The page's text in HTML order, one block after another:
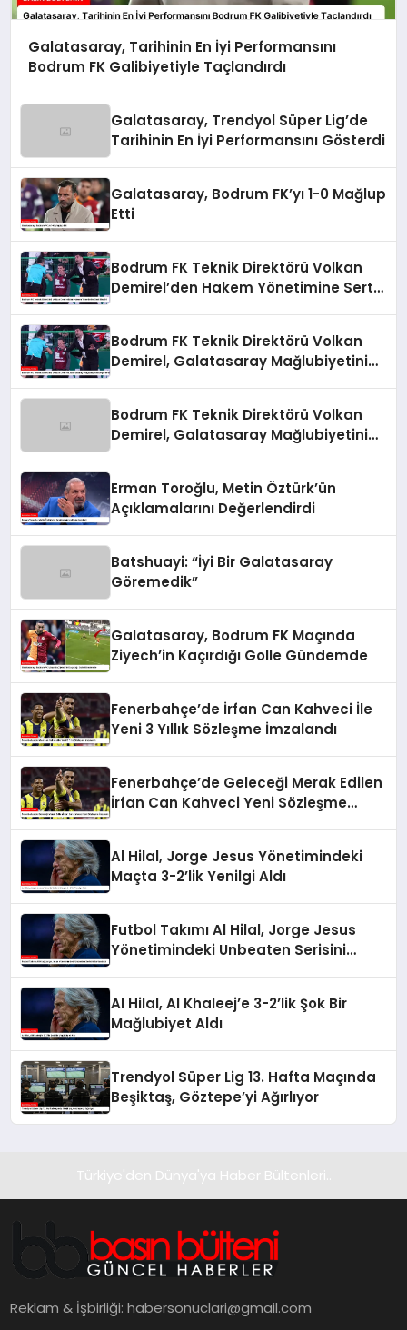
Galatasaray, Tarihinin En İyi Performansını
Bodrum FK Galibiyetiyle Taçlandırdı
Galatasaray, Trendyol Süper Lig’de
Tarihinin En İyi Performansını Gösterdi
Galatasaray, Bodrum FK’yı 1-0 Mağlup
Etti
Bodrum FK Teknik Direktörü Volkan
Demirel’den Hakem Yönetimine Sert
Bodrum FK Teknik Direktörü Volkan
Demirel, Galatasaray Mağlubiyetini
Bodrum FK Teknik Direktörü Volkan
Demirel, Galatasaray Mağlubiyetini
Erman Toroğlu, Metin Öztürk’ün
Açıklamalarını Değerlendirdi
Batshuayi: “İyi Bir Galatasaray
Göremedik”
Galatasaray, Bodrum FK Maçında
Ziyech’in Kaçırdığı Golle Gündemde
Fenerbahçe’de İrfan Can Kahveci İle
Yeni 3 Yıllık Sözleşme İmzalandı
Fenerbahçe’de Geleceği Merak Edilen
İrfan Can Kahveci Yeni Sözleşme
Al Hilal, Jorge Jesus Yönetimindeki
Maçta 3-2’lik Yenilgi Aldı
Futbol Takımı Al Hilal, Jorge Jesus
Yönetimindeki Unbeaten Serisini
Al Hilal, Al Khaleej’e 3-2’lik Şok Bir
Mağlubiyet Aldı
Trendyol Süper Lig 13. Hafta Maçında
Beşiktaş, Göztepe’yi Ağırlıyor
Türkiye'den Dünya'ya Haber Bültenleri..
Reklam & İşbirliği:habersonuclari@gmail.com